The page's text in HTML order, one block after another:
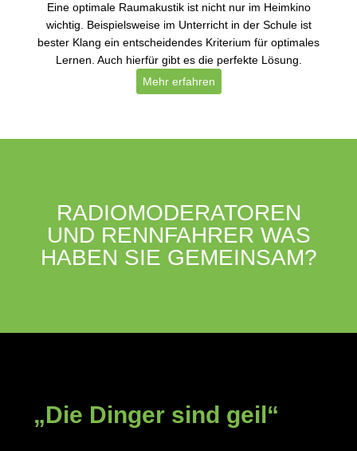
Eine optimale Raumakustik ist nicht nur im Heimkino
wichtig. Beispielsweise im Unterricht in der Schule ist
bester Klang ein entscheidendes Kriterium für optimales
Lernen. Auch hierfür gibt es die perfekte Lösung.
Mehr erfahren
RADIOMODERATOREN
UND RENNFAHRER WAS
HABEN SIE GEMEINSAM?
„Die Dinger sind geil“